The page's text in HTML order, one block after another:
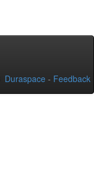
Duraspace - Feedback